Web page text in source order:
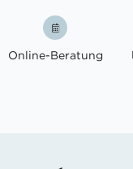
Online-Beratung